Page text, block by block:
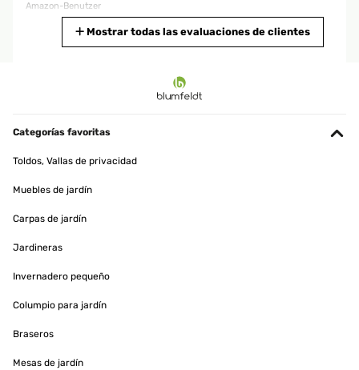
Amazon-Benutzer
alleine aufzubauen - wenn man es verschieben will, den Platz
scharfe Kanten) einen Kunststoffschoner angebracht. Dann habe
hatte diese Jahr schon toll Ernte. Macht viel Spass!
Amazon-Benutzer
Traducir
Amazon-Benutzer
Mostrar todas las evaluaciones de clientes
Categorías favoritas
Toldos, Vallas de privacidad
Muebles de jardín
Carpas de jardín
Jardineras
Invernadero pequeño
Columpio para jardín
Braseros
Mesas de jardín